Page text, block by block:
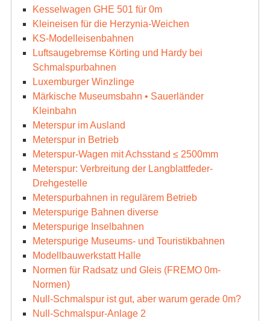
Kesselwagen GHE 501 für 0m
Kleineisen für die Herzynia-Weichen
KS-Modelleisenbahnen
Luftsaugebremse Körting und Hardy bei
Schmalspurbahnen
Luxemburger Winzlinge
Märkische Museumsbahn • Sauerländer
Kleinbahn
Meterspur im Ausland
Meterspur in Betrieb
Meterspur-Wagen mit Achsstand ≤ 2500mm
Meterspur: Verbreitung der Langblattfeder-
Drehgestelle
Meterspurbahnen in regulärem Betrieb
Meterspurige Bahnen diverse
Meterspurige Inselbahnen
Meterspurige Museums- und Touristikbahnen
Modellbauwerkstatt Halle
Normen für Radsatz und Gleis (FREMO 0m-
Normen)
Null-Schmalspur ist gut, aber warum gerade 0m?
Null-Schmalspur-Anlage 2